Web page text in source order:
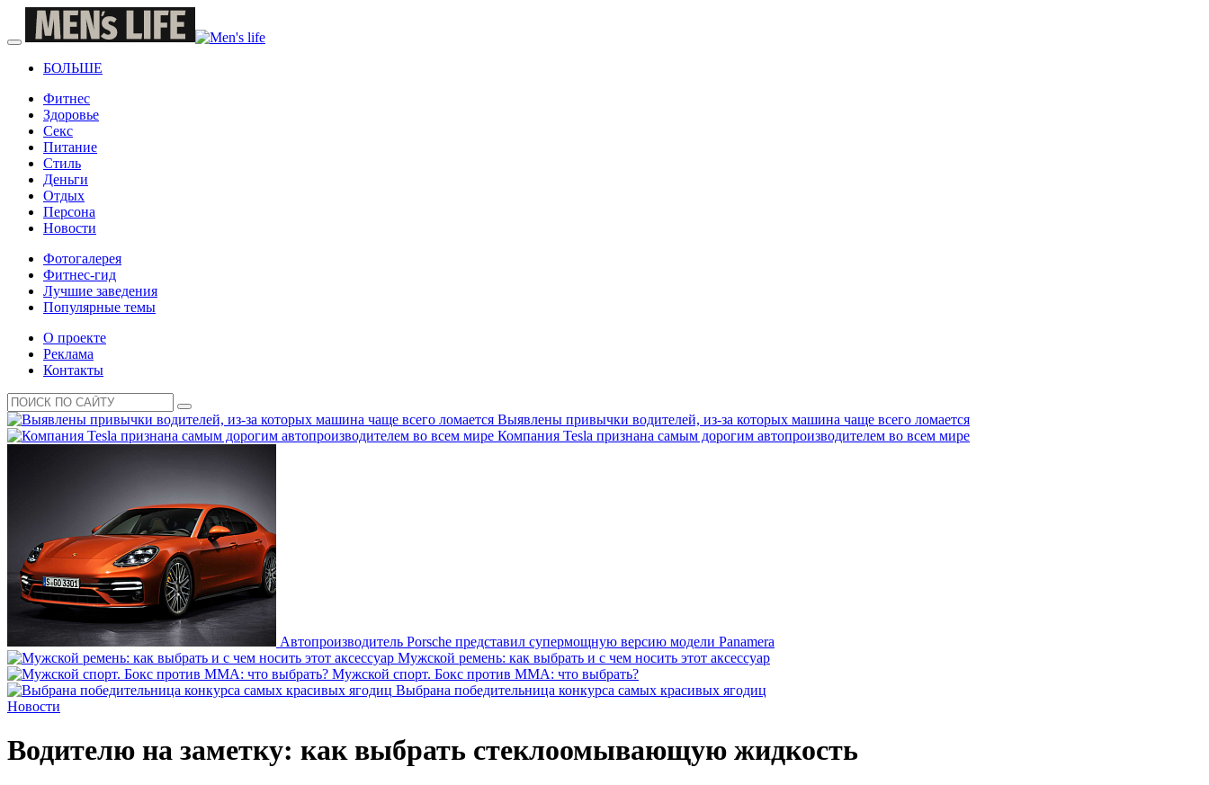
БОЛЬШЕ
Фитнес
Здоровье
Секс
Питание
Стиль
Деньги
Отдых
Персона
Новости
Фотогалерея
Фитнес-гид
Лучшие заведения
Популярные темы
О проекте
Реклама
Контакты
Выявлены привычки водителей, из-за которых машина чаще всего ломается
Компания Tesla признана самым дорогим автопроизводителем во всем мире
Автопроизводитель Porsche представил супермощную версию модели Panamera
Мужской ремень: как выбрать и с чем носить этот аксессуар
Мужской спорт. Бокс против ММА: что выбрать?
Выбрана победительница конкурса самых красивых ягодиц
Новости
Водителю на заметку: как выбрать стеклоомывающую жидкость